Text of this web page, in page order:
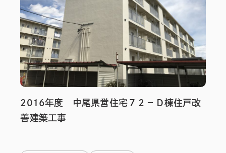
2016年度 中尾県営住宅７２－Ｄ棟住戸改
善建築工事